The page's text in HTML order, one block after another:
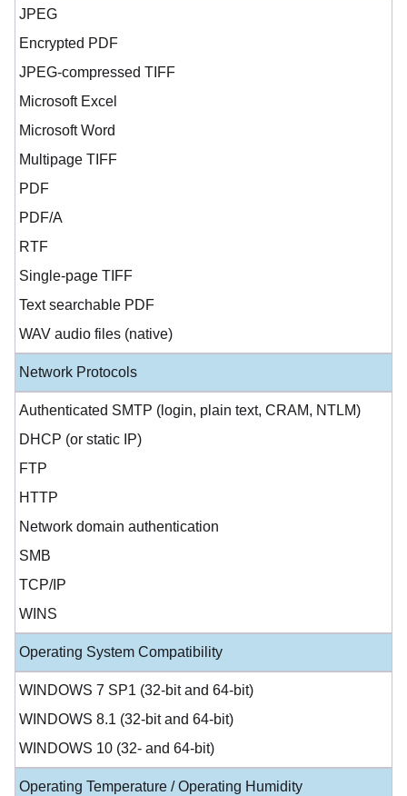
JPEG
Encrypted PDF
JPEG-compressed TIFF
Microsoft Excel
Microsoft Word
Multipage TIFF
PDF
PDF/A
RTF
Single-page TIFF
Text searchable PDF
WAV audio files (native)
Network Protocols
Authenticated SMTP (login, plain text, CRAM, NTLM)
DHCP (or static IP)
FTP
HTTP
Network domain authentication
SMB
TCP/IP
WINS
Operating System Compatibility
WINDOWS 7 SP1 (32-bit and 64-bit)
WINDOWS 8.1 (32-bit and 64-bit)
WINDOWS 10 (32- and 64-bit)
Operating Temperature / Operating Humidity